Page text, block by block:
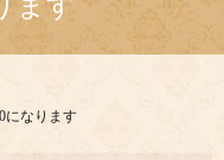
になります